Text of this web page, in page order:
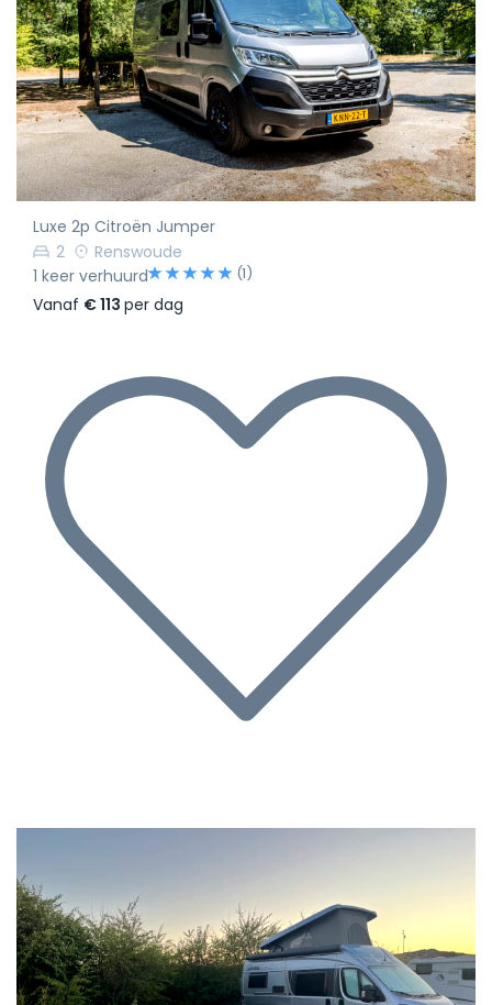
Luxe 2p Citroën Jumper
2
Renswoude
1 keer verhuurd
(1)
Vanaf € 113 per dag